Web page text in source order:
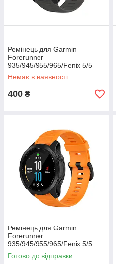
Ремінець для Garmin
Forerunner
935/945/955/965/Fenix 5/5
Plus/6/7/8-47 мм. (сірий)
Немає в наявності
400 ₴
Ремінець для Garmin
Forerunner
935/945/955/965/Fenix 5/5
Plus/6/7/8-47 мм.
(помаранчевий)
Готово до відправки